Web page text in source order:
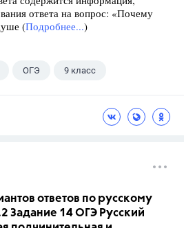
ответа на вопрос: «Почему
(Подробнее...)
ОГЭ 9 класс
ответов по русскому
Задание 14 ОГЭ Русский